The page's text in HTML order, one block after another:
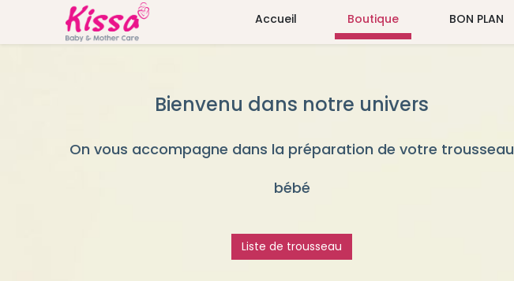
Accueil Boutique BON PLAN
Bienvenu dans notre univers
On vous accompagne dans la préparation de votre trousseau
bébé
Liste de trousseau